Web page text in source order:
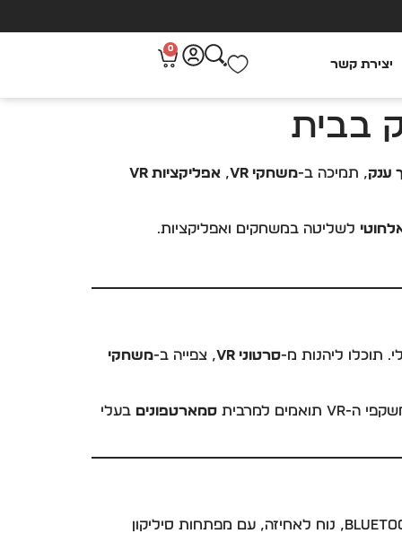
יצירת קשר
0
, תמיכה ב-משחקי VR , אפליקציות VR
לשליטה במשחקים ואפליקציות.
סרטוני VR , צפייה ב-משחקי
סמארטפונים בעלי
. השלט תואם Bluetooth, נוח לאחיזה, עם מפתחות סיליקון